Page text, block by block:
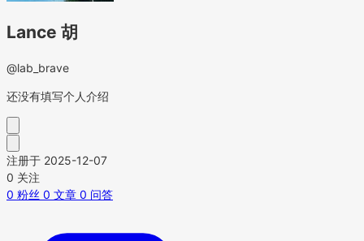
Lance 胡
@lab_brave
还没有填写个人介绍
注册于 2025-12-07
0 关注
0 粉丝 0 文章 0 问答